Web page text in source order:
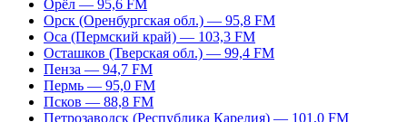
Орёл — 95,6 FM
Орск (Оренбургская обл.) — 95,8 FM
Оса (Пермский край) — 103,3 FM
Осташков (Тверская обл.) — 99,4 FM
Пенза — 94,7 FM
Пермь — 95,0 FM
Псков — 88,8 FM
Петрозаводск (Республика Карелия) — 101,0 FM